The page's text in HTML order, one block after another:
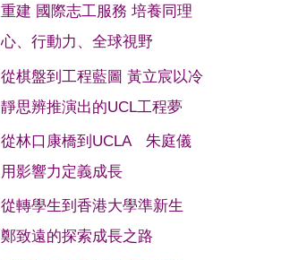
重建 國際志工服務 培養同理
心、行動力、全球視野
從棋盤到工程藍圖 黃立宸以冷
靜思辨推演出的UCL工程夢
從林口康橋到UCLA 朱庭儀
用影響力定義成長
從轉學生到香港大學準新生
鄭致遠的探索成長之路